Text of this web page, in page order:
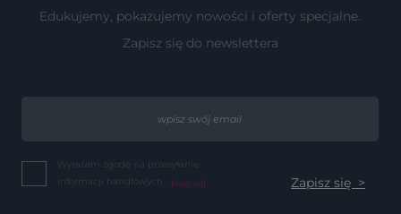
Edukujemy, pokazujemy nowości i oferty specjalne.
Zapisz się do newslettera
Wyrażam zgodę na przesyłanie
informacji handlowych... (więcej)